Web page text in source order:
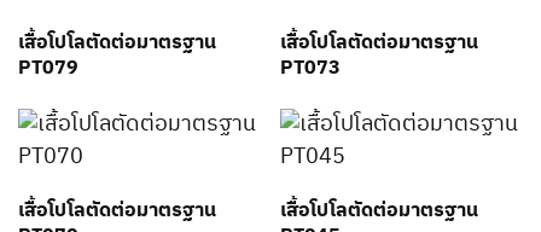
เสื้อโปโลตัดต่อมาตรฐาน
PT079
เสื้อโปโลตัดต่อมาตรฐาน
PT073
เสื้อโปโลตัดต่อมาตรฐาน เสื้อโปโลตัดต่อมาตรฐาน